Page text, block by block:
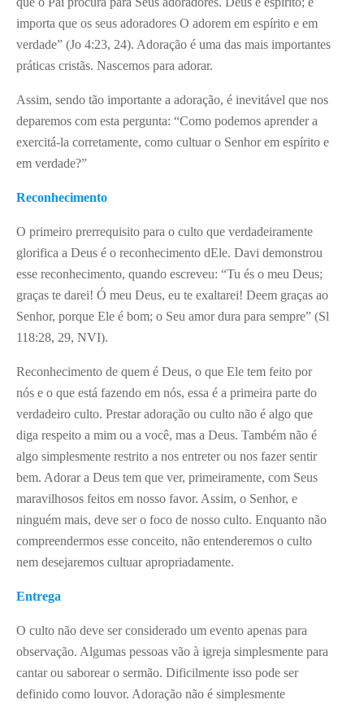
importa que os seus adoradores O adorem em espírito e em
verdade” (Jo 4:23, 24). Adoração é uma das mais importantes
práticas cristãs. Nascemos para adorar.
Assim, sendo tão importante a adoração, é inevitável que nos
deparemos com esta pergunta: “Como podemos aprender a
exercitá-la corretamente, como cultuar o Senhor em espírito e
em verdade?”
Reconhecimento
O primeiro prerrequisito para o culto que verdadeiramente
glorifica a Deus é o reconhecimento dEle. Davi demonstrou
esse reconhecimento, quando escreveu: “Tu és o meu Deus;
graças te darei! Ó meu Deus, eu te exaltarei! Deem graças ao
Senhor, porque Ele é bom; o Seu amor dura para sempre” (Sl
118:28, 29, NVI).
Reconhecimento de quem é Deus, o que Ele tem feito por
nós e o que está fazendo em nós, essa é a primeira parte do
verdadeiro culto. Prestar adoração ou culto não é algo que
diga respeito a mim ou a você, mas a Deus. Também não é
algo simplesmente restrito a nos entreter ou nos fazer sentir
bem. Adorar a Deus tem que ver, primeiramente, com Seus
maravilhosos feitos em nosso favor. Assim, o Senhor, e
ninguém mais, deve ser o foco de nosso culto. Enquanto não
compreendermos esse conceito, não entenderemos o culto
nem desejaremos cultuar apropriadamente.
Entrega
O culto não deve ser considerado um evento apenas para
observação. Algumas pessoas vão à igreja simplesmente para
cantar ou saborear o sermão. Dificilmente isso pode ser
definido como louvor. Adoração não é simplesmente